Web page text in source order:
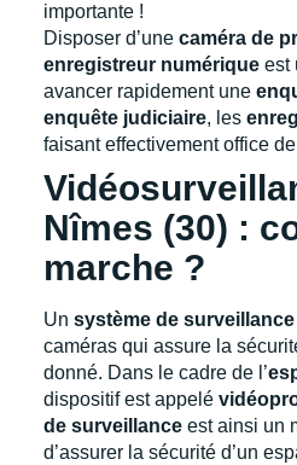
importante !
Disposer d’une caméra de
enregistreur numériqueest
avancer rapidement une
enquête judiciaire, les
faisant effectivement office
Nîmes (30) :
marche ?
Un système de surveillance
caméras qui assure la
donné. Dans le cadre de l’
dispositif est appelé
de surveillanceest ainsi un
d’assurer la sécurité d’un